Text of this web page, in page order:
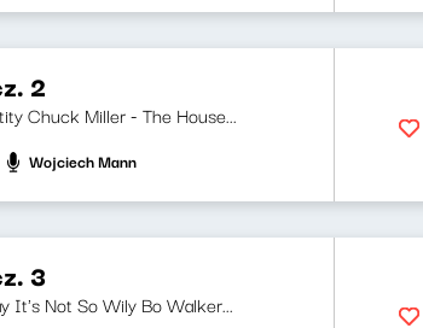
2
Chuck Miller - The House...
Wojciech Mann
3
It's Not So Wily Bo Walker...